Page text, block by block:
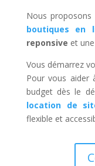
Nous
boutiques en
reponsive et
Vous démarrez
Pour vous aider
budget dès le
location de
flexible et